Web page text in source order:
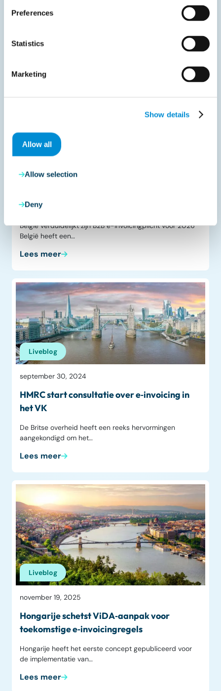
Preferences
Statistics
Marketing
Show details
Allow all
Allow selection
Deny
Gerelateerde documenten
Liveblog
december 4, 2025
e‑invoicingplicht voor 2026
België verduidelijkt zijn B2B e-invoicingplicht voor 2026
België heeft een…
Lees meer
Liveblog
september 30, 2024
HMRC start consultatie over e‑invoicing in
het VK
De Britse overheid heeft een reeks hervormingen
aangekondigd om het…
Lees meer
Liveblog
november 19, 2025
Hongarije schetst ViDA‑aanpak voor
toekomstige e‑invoicingregels
Hongarije heeft het eerste concept gepubliceerd voor
de implementatie van…
Lees meer